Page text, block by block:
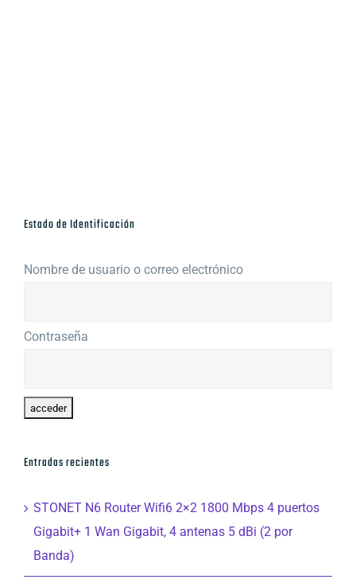
Estado de Identificación
Nombre de usuario o correo electrónico
Contraseña
Entradas recientes
STONET N6 Router Wifi6 2×2 1800 Mbps 4 puertos
Gigabit+ 1 Wan Gigabit, 4 antenas 5 dBi (2 por
Banda)